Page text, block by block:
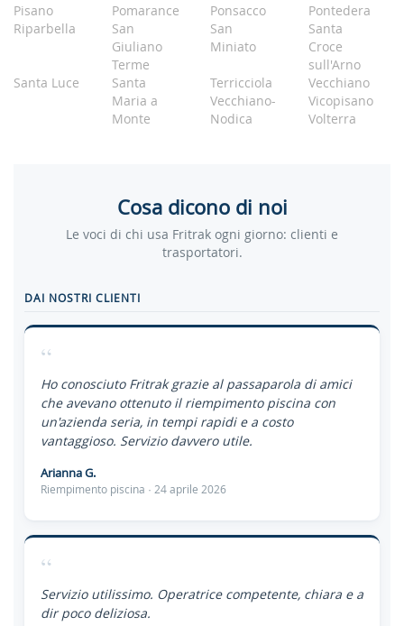
Pisano
Pomarance
Ponsacco
Pontedera
Riparbella
San
Giuliano
Terme
San
Miniato
Santa
Croce
sull'Arno
Santa Luce
Santa
Maria a
Monte
Terricciola
Vecchiano
Vecchiano-
Nodica
Vicopisano
Volterra
Cosa dicono di noi
Le voci di chi usa Fritrak ogni giorno: clienti e
trasportatori.
DAI NOSTRI CLIENTI
“
Ho conosciuto Fritrak grazie al passaparola di amici
che avevano ottenuto il riempimento piscina con
un'azienda seria, in tempi rapidi e a costo
vantaggioso. Servizio davvero utile.
Arianna G.
Riempimento piscina · 24 aprile 2026
“
Servizio utilissimo. Operatrice competente, chiara e a
dir poco deliziosa.